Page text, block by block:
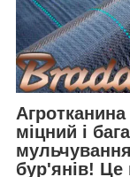
Агротканина
міцний і
мульчування
бур'янів! Це